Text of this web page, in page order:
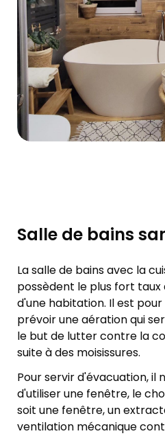
Salle de bains
La salle de bains avec la
possèdent le plus fort taux
d'une habitation. Il est
prévoir une aération qui
le but de lutter contre la
suite à des moisissures.
Pour servir d'évacuation, il
d'utiliser une fenêtre, le
soit une fenêtre, un
ventilation mécanique